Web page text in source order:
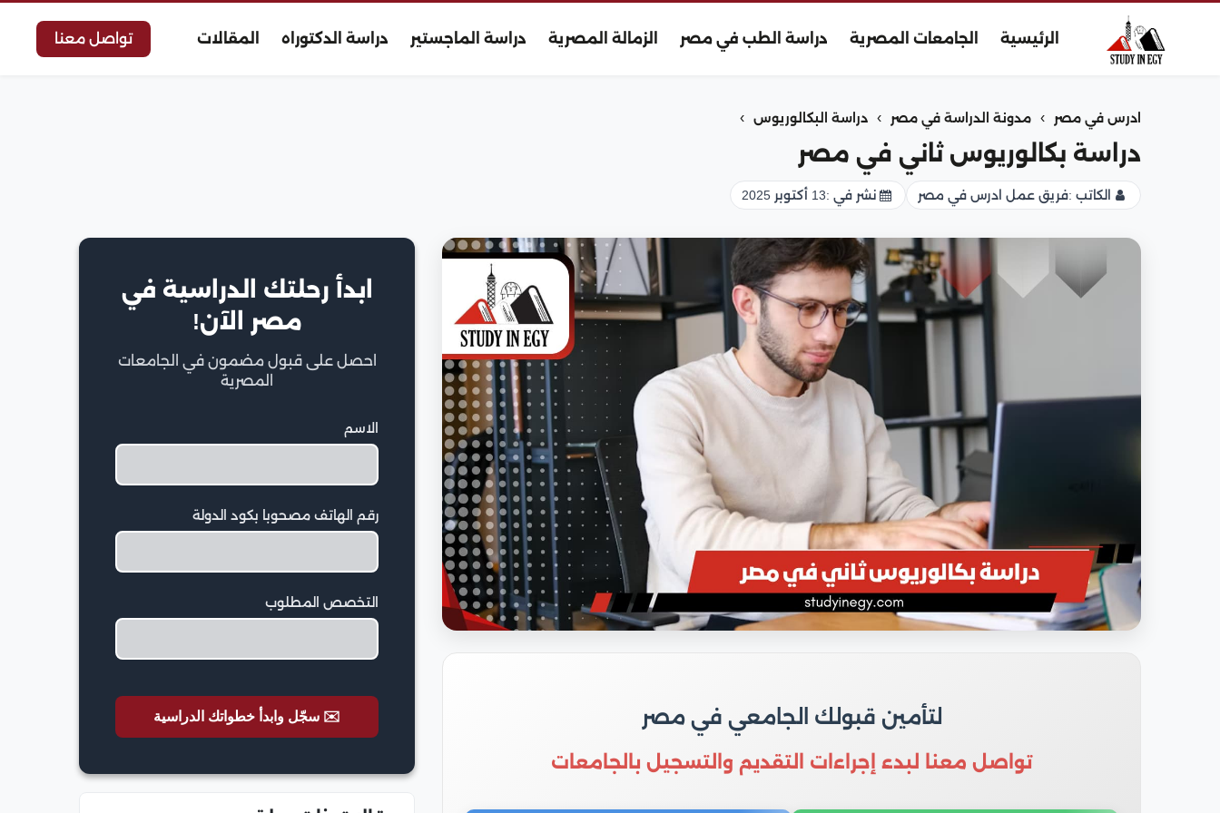
الرئيسية الجامعات المصرية دراسة الطب في مصر الزمالة المصرية دراسة الماجستير دراسة الدكتوراه المقالات تواصل معنا
ادرس في مصر › مدونة الدراسة في مصر › دراسة البكالوريوس ›
دراسة بكالوريوس ثاني في مصر
الكاتب :فريق عمل ادرس في مصر نشر في :13 أكتوبر 2025
لتأمين قبولك الجامعي في مصر
تواصل معنا لبدء إجراءات التقديم والتسجيل بالجامعات
ابدأ رحلتك الدراسية في
مصر الآن!
احصل على قبول مضمون في الجامعات
المصرية
الاسم
رقم الهاتف مصحوبا بكود الدولة
التخصص المطلوب
✉️ سجّل وابدأ خطواتك الدراسية